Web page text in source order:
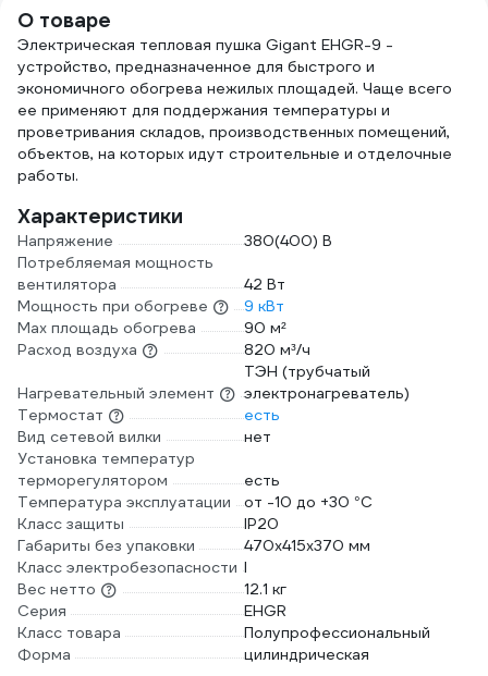
О товаре
Электрическая тепловая пушка Gigant EHGR-9 -
устройство, предназначенное для быстрого и
экономичного обогрева нежилых площадей. Чаще всего
ее применяют для поддержания температуры и
проветривания складов, производственных помещений,
объектов, на которых идут строительные и отделочные
работы.
Характеристики
Напряжение
380(400) В
Потребляемая мощность
вентилятора
42 Вт
Мощность при обогреве
9 кВт
Max площадь обогрева
90 м²
Расход воздуха
820 м³/ч
Нагревательный элемент
ТЭН (трубчатый
электронагреватель)
Термостат
есть
Вид сетевой вилки
нет
Установка температур
терморегулятором
есть
Температура эксплуатации
от -10 до +30 °С
Класс защиты
IP20
Габариты без упаковки
470x415x370 мм
Класс электробезопасности I
Вес нетто
12.1 кг
Серия
EHGR
Класс товара
Полупрофессиональный
Форма
цилиндрическая